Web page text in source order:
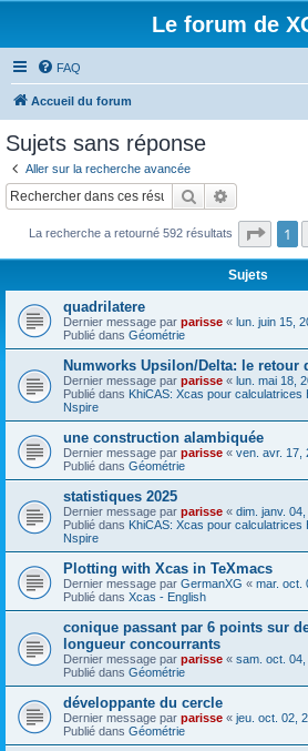
Le forum de
FAQ
Accueil du forum
Sujets sans réponse
Aller sur la recherche avancée
Rechercher
La recherche a retourné 592 résultats Page
1
Sujets
quadrilatere
Dernier message par parisse « lun. juin 15,
Publié dans Géométrie
Numworks Upsilon/Delta: le retour
Dernier message par parisse « lun. mai 18,
Publié dans KhiCAS: Xcas pour
Nspire
une construction alambiquée
Dernier message par parisse « ven. avr. 17,
Publié dans Géométrie
statistiques 2025
Dernier message par parisse « dim. janv.
Publié dans KhiCAS: Xcas pour
Nspire
Plotting with Xcas in TeXmacs
Dernier message par GermanXG « mar. oct.
Publié dans Xcas - English
conique passant par 6 points sur
longueur concourrants
Dernier message par parisse « sam. oct.
Publié dans Géométrie
développante du cercle
Dernier message par parisse « jeu. oct. 02,
Publié dans Géométrie